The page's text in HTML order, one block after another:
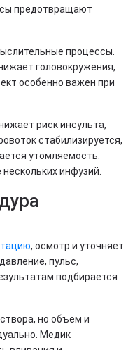
предотвращают
процессы.
головокружения,
особенно важен при
риск инсульта,
стабилизируется,
утомляемость.
инфузий.
, осмотр и уточняет
пульс,
подбирается
но объем и
Медик